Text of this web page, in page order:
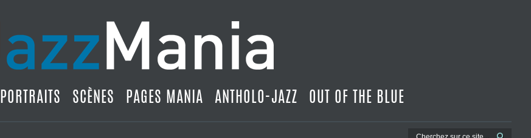
PORTRAITS SCÈNES PAGES MANIA ANTHOLO-JAZZ OUT OF THE BLUE